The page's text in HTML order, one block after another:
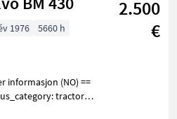
images
2.500
€
1976 5660 h
informasjon (NO) ==
tractors